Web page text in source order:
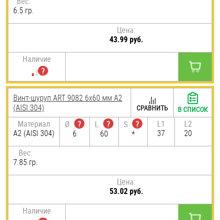
6.5 гр.
Цена:
43.99 руб.
Наличие
Винт-шуруп ART 9082 6х60 мм А2
(AISI 304)
Материал
А2 (AISI 304)
Ø
?
6
L
?
60
S
?
*
L1
37
L2
20
Вес:
7.85 гр.
Цена:
53.02 руб.
Наличие
СРАВНИТЬ В СПИСОК